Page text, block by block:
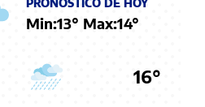
PRONÓSTICO DE HOY
Min:13° Max:14°
16°